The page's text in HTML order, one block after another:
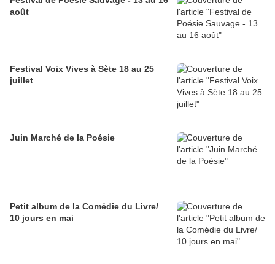
août
Festival Voix Vives à Sète 18 au 25
juillet
Juin Marché de la Poésie
Petit album de la Comédie du Livre/
10 jours en mai